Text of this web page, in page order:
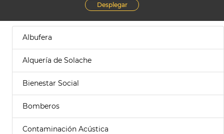
Desplegar
Albufera
Alquería de Solache
Bienestar Social
Bomberos
Contaminación Acústica